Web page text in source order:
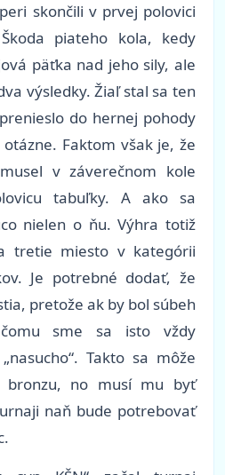
skončili v prvej polovici
piateho kola, kedy
päťka nad jeho sily, ale
výsledky. Žiaľ stal sa ten
do hernej pohody
Faktom však je, že
v záverečnom kole
tabuľky. A ako sa
nielen o ňu. Výhra totiž
tretie miesto v kategórii
Je potrebné dodať, že
pretože ak by bol súbeh
sme sa isto vždy
Takto sa môže
bronzu, no musí mu byť
naň bude potrebovať